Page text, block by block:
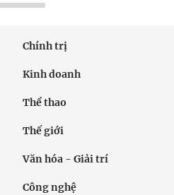
Chính trị
Kinh doanh
Thể thao
Thế giới
Văn hóa - Giải trí
Công nghệ